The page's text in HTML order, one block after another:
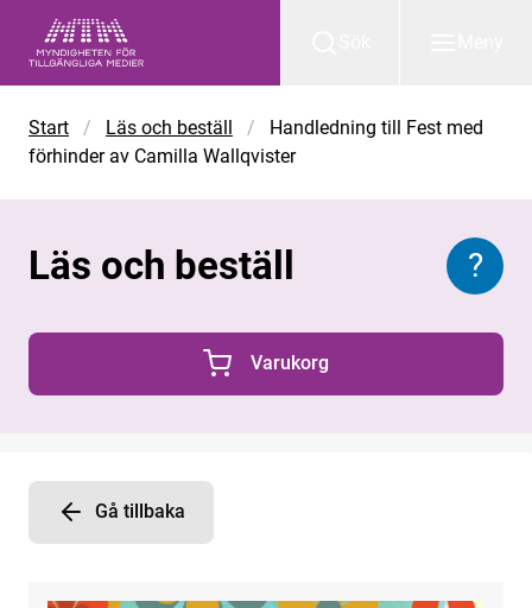
Start / Läs och beställ /
Handledning till Fest med
förhinder av Camilla Wallqvister
Läs och beställ ?
0 Produkter i varukorgen
Varukorg
Gå tillbaka